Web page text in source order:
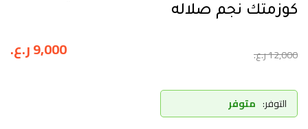
كوزمتك نجم صلاله
12,000ر.ع. 9,000ر.ع.
التوفر: متوفر